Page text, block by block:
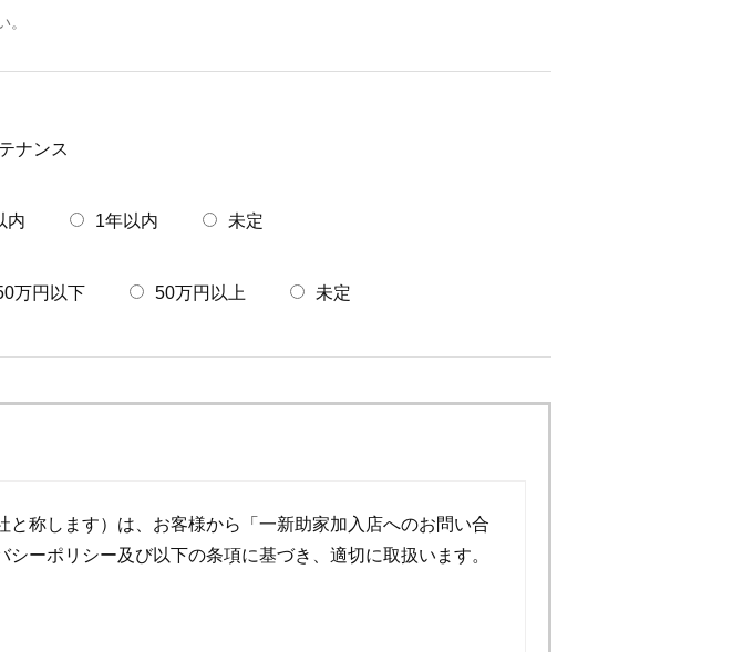
ナンス
内 1年以内 未定
万円以下 50万円以上 未定
称します）は、お客様から「一新助家加入店へのお問い合
ーポリシー及び以下の条項に基づき、適切に取扱います。